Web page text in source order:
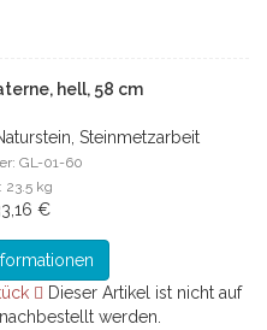
hell, 58 cm
Steinmetzarbeit
GL-01-60
23.5 kg
€
Dieser Artikel ist nicht auf
werden.